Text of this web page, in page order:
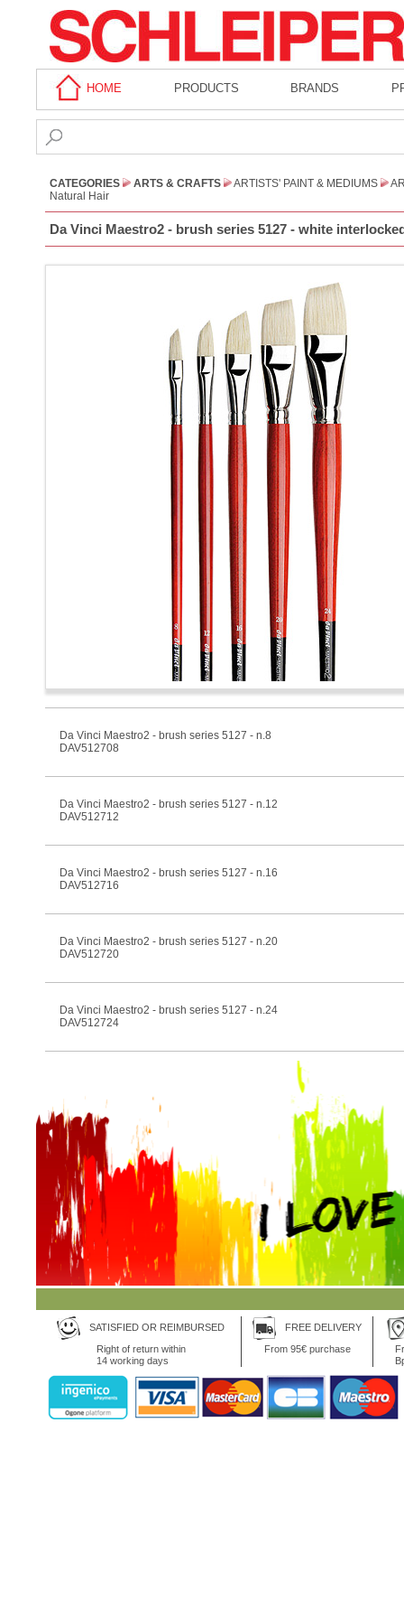
HOME PRODUCTS BRANDS
CATEGORIES ARTS & CRAFTS ARTISTS' PAINT & MEDIUMS
Natural Hair
Da Vinci Maestro2 - brush series 5127 - white
Da Vinci Maestro2 - brush series 5127 - n.8
DAV512708
Da Vinci Maestro2 - brush series 5127 - n.12
DAV512712
Da Vinci Maestro2 - brush series 5127 - n.16
DAV512716
Da Vinci Maestro2 - brush series 5127 - n.20
DAV512720
Da Vinci Maestro2 - brush series 5127 - n.24
DAV512724
SATISFIED OR REIMBURSED
Right of return within
14 working days
FREE DELIVERY
From 95€ purchase